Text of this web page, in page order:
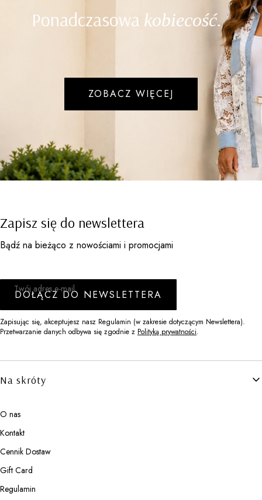
Ponadczasowa kobiecość.
ZOBACZ WIĘCEJ
Zapisz się do newslettera
Bądź na bieżąco z nowościami i promocjami
Twój adres e-mail
DOŁĄCZ DO NEWSLETTERA
Zapisując się, akceptujesz nasz Regulamin (w zakresie dotyczącym Newslettera).
Przetwarzanie danych odbywa się zgodnie z Polityką prywatności.
Linki w stopce
Na skróty
O nas
Kontakt
Cennik Dostaw
Gift Card
Regulamin